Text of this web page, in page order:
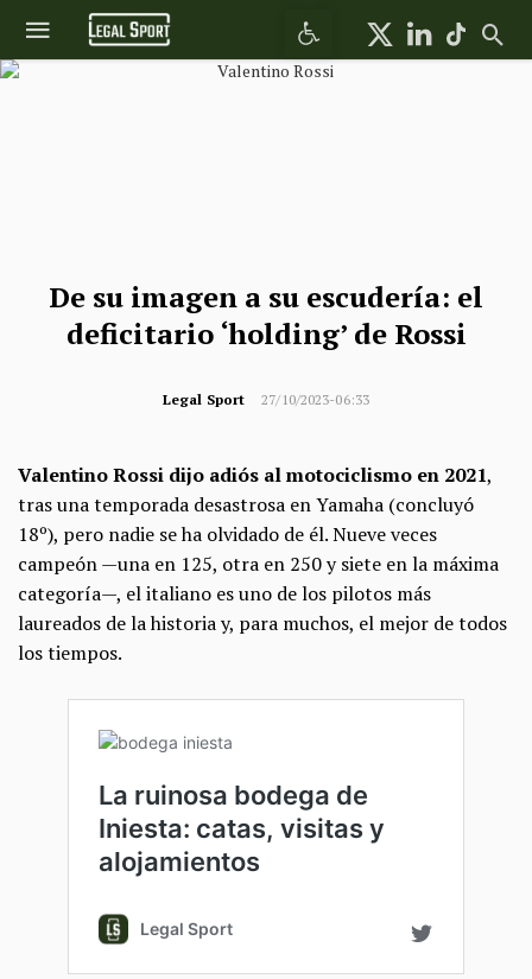
Abrir barra de herramientas
De su imagen a su escudería: el
deficitario ‘holding’ de Rossi
Legal Sport 27/10/2023-06:33
Valentino Rossi dijo adiós al motociclismo en 2021,
tras una temporada desastrosa en Yamaha (concluyó
18º), pero nadie se ha olvidado de él. Nueve veces
campeón —una en 125, otra en 250 y siete en la máxima
categoría—, el italiano es uno de los pilotos más
laureados de la historia y, para muchos, el mejor de todos
los tiempos.